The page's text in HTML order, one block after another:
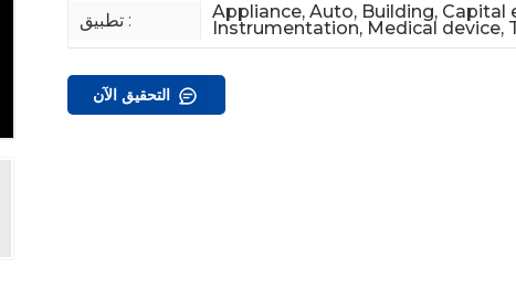
تطبيق : Appliance, Auto, Building, Capital
Instrumentation, Medical device,
التحقيق الآن